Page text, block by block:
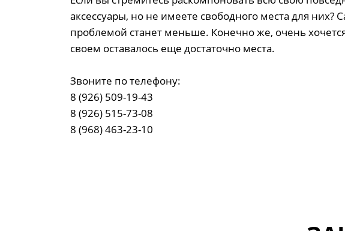
аксессуары, но не имеете свободного места для
проблемой станет меньше. Конечно же, очень
своем оставалось еще достаточно места.
Звоните по телефону:
8 (926) 509-19-43
8 (926) 515-73-08
8 (968) 463-23-10